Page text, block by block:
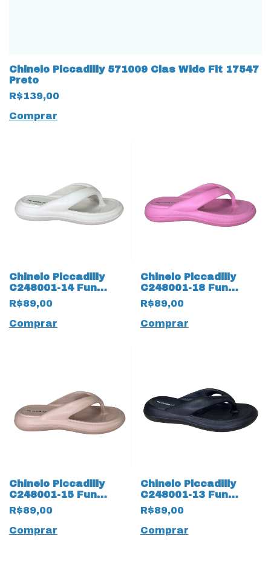
Chinelo Piccadilly 571009 Clas Wide Fit 17547
Preto
R$139,00
Comprar
Chinelo Piccadilly
C248001-14 Fun
MarshMallow Off
White
R$89,00
Comprar
Chinelo Piccadilly
C248001-18 Fun
MarshMallow 17563
Rosa
R$89,00
Comprar
Chinelo Piccadilly
C248001-15 Fun
MarshMallow 17530
Nude
R$89,00
Comprar
Chinelo Piccadilly
C248001-13 Fun
MarshMallow 17528
Preto
R$89,00
Comprar